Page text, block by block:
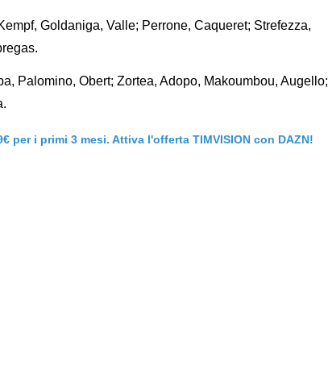
Goldaniga, Valle; Perrone, Caqueret; Strefezza,
Palomino, Obert; Zortea, Adopo, Makoumbou, Augello;
per i primi 3 mesi. Attiva l'offerta TIMVISION con DAZN!